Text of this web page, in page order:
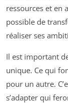
ressources et en
possible de
réaliser ses
Il est important
unique. Ce qui
pour un autre.
s’adapter qui